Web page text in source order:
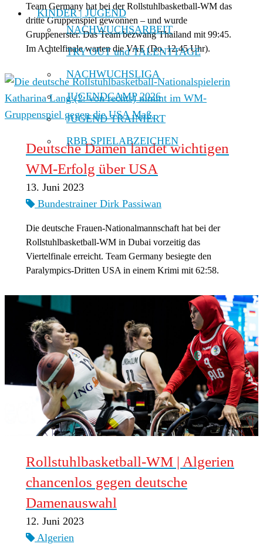
KINDER | JUGEND
NACHWUCHSARBEIT
TRY OUT und TALENTTAGE
NACHWUCHSLIGA
JUGENDCAMP 2026
JUGEND TRAINIERT
RBB SPIELABZEICHEN
Team Germany hat bei der Rollstuhlbasketball-WM das
dritte Gruppenspiel gewonnen – und wurde
Gruppenerster. Das Team bezwang Thailand mit 99:45.
Im Achtelfinale warten die VAE (Do, 12.45 Uhr).
Deutsche Damen landet wichtigen
WM-Erfolg über USA
13. Juni 2023
Bundestrainer Dirk Passiwan
Die deutsche Frauen-Nationalmannschaft hat bei der
Rollstuhlbasketball-WM in Dubai vorzeitig das
Viertelfinale erreicht. Team Germany besiegte den
Paralympics-Dritten USA in einem Krimi mit 62:58.
Rollstuhlbasketball-WM | Algerien
chancenlos gegen deutsche
Damenauswahl
12. Juni 2023
Algerien